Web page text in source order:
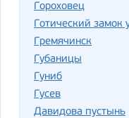
Гороховец
Готический замок
Гремячинск
Губаницы
Гуниб
Гусев
Давидова пустынь